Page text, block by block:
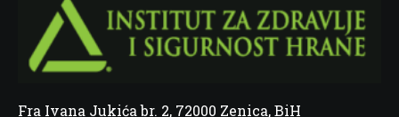
Fra Ivana Jukića br. 2, 72000 Zenica, BiH